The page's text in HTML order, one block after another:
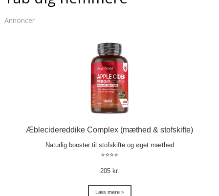
Annoncer
Æblecidereddike Complex (mæthed & stofskifte)
Naturlig booster til stofskifte og øget mæthed
⭐⭐⭐⭐
205 kr.
Læs mere >